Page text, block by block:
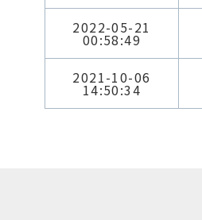
2022-05-21
00:58:49
2021-10-06
14:50:34